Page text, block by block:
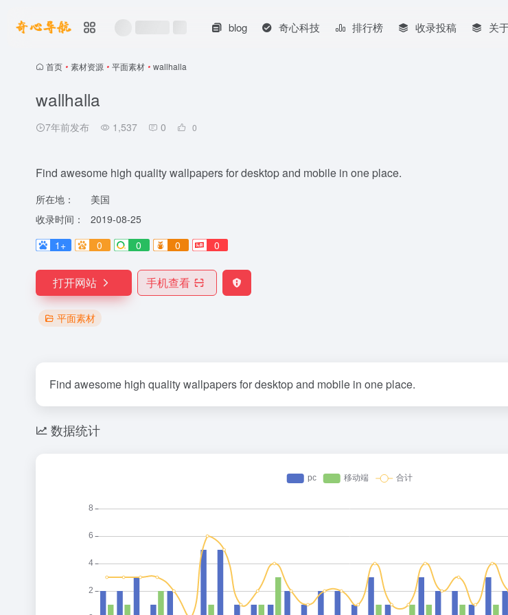
blog 奇心科技 排行榜 收录投稿 关
首页 • 素材资源 • 平面素材 • wallhalla
wallhalla
7年前发布 1,537 0 0
Find awesome high quality wallpapers for desktop and mobile in one place.
所在地：
美国
收录时间：
2019-08-25
1+
0 0 0 0
打开网站 手机查看
平面素材
Find awesome high quality wallpapers for desktop and mobile in one place.
数据统计